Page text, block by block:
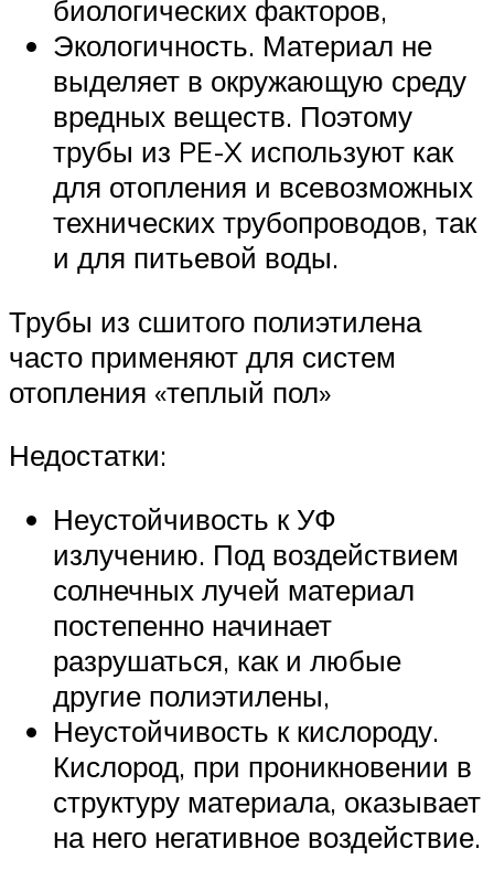
биологических факторов,
Экологичность. Материал не
выделяет в окружающую среду
вредных веществ. Поэтому
трубы из PE-X используют как
для отопления и всевозможных
технических трубопроводов, так
и для питьевой воды.
Трубы из сшитого полиэтилена
часто применяют для систем
отопления «теплый пол»
Недостатки:
Неустойчивость к УФ
излучению. Под воздействием
солнечных лучей материал
постепенно начинает
разрушаться, как и любые
другие полиэтилены,
Неустойчивость к кислороду.
Кислород, при проникновении в
структуру материала, оказывает
на него негативное воздействие.